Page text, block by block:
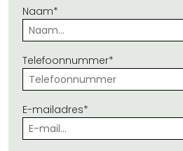
Naam*
Telefoonnummer*
E-mailadres*